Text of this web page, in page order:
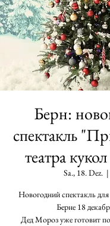
Берн:
спектакль
театра
Sa., 18. Dez.
  |
Новогодний спектакль для
Берне 18
Дед Мороз уже готовит